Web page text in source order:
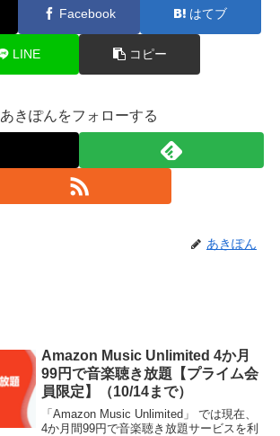
Facebook はてブ
LINE コピー
あきぽんをフォローする
あきぽん
Amazon Music Unlimited 4か月
99円で音楽聴き放題【プライム会
員限定】（10/14まで）
「Amazon Music Unlimited」 では現在、
4か月間99円で音楽聴き放題サービスを利